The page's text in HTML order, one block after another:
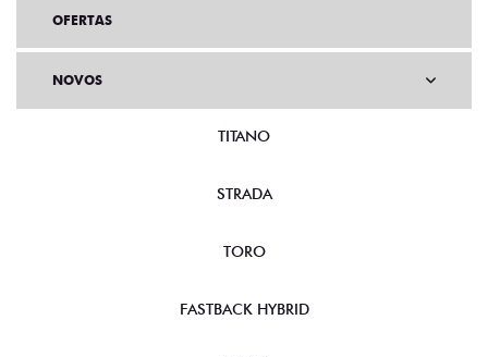
OFERTAS
NOVOS
TITANO
STRADA
TORO
FASTBACK HYBRID